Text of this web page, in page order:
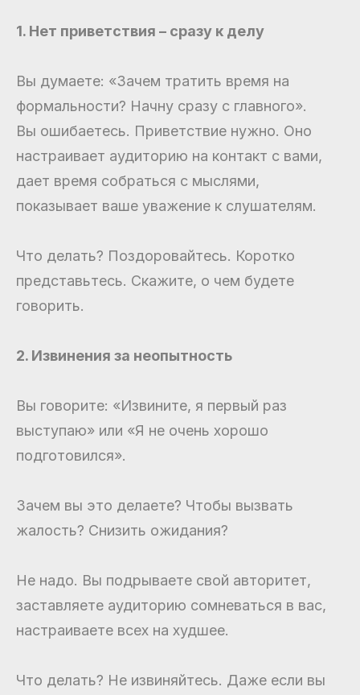
1. Нет приветствия – сразу к делу
Вы думаете: «Зачем тратить время на
формальности? Начну сразу с главного».
Вы ошибаетесь. Приветствие нужно. Оно
настраивает аудиторию на контакт с вами,
дает время собраться с мыслями,
показывает ваше уважение к слушателям.
Что делать? Поздоровайтесь. Коротко
представьтесь. Скажите, о чем будете
говорить.
2. Извинения за неопытность
Вы говорите: «Извините, я первый раз
выступаю» или «Я не очень хорошо
подготовился».
Зачем вы это делаете? Чтобы вызвать
жалость? Снизить ожидания?
Не надо. Вы подрываете свой авторитет,
заставляете аудиторию сомневаться в вас,
настраиваете всех на худшее.
Что делать? Не извиняйтесь. Даже если вы